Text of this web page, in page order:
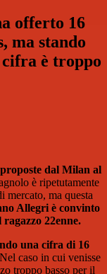
offerto 16
ma stando
è troppo
dal Milan al
è ripetutamente
mercato, ma questa
Allegri è convinto
22enne.
una cifra di 16
caso in cui venisse
troppo basso per il